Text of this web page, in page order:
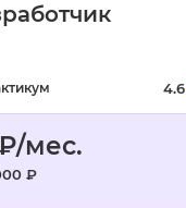
4.6
мес.
₽